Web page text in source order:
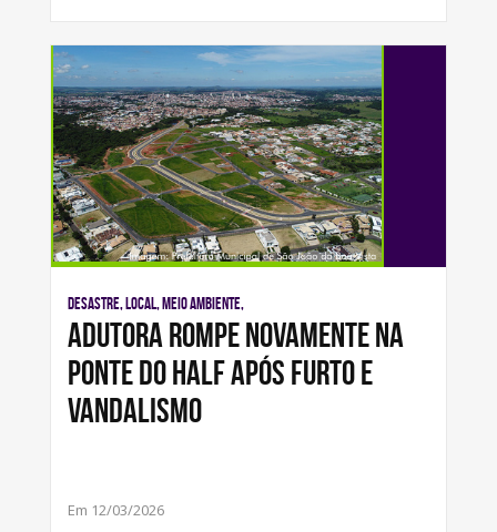
Desastre, Local, Meio Ambiente,
Adutora rompe novamente na
ponte do Half após furto e
vandalismo
Em 12/03/2026